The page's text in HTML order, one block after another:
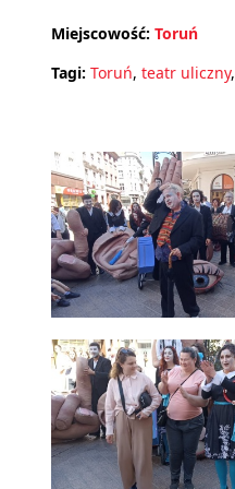
Miejscowość: Toruń
Tagi: Toruń, teatr uliczny,